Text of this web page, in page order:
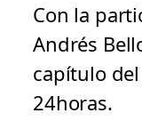
Con la
Andrés
capítulo
24horas.